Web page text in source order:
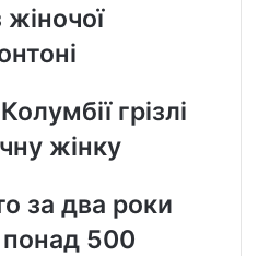
грізлі
жінку
за два роки
500